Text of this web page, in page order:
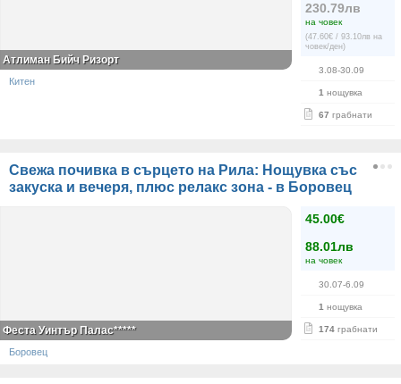
230.79лв
на човек
(47.60€ / 93.10лв на
човек/ден)
3.08-30.09
1 нощувка
67 грабнати
Атлиман Бийч Ризорт
Китен
Свежа почивка в сърцето на Рила: Нощувка със
закуска и вечеря, плюс релакс зона - в Боровец
45.00€
88.01лв
на човек
30.07-6.09
1 нощувка
174 грабнати
Феста Уинтър Палас*****
Боровец